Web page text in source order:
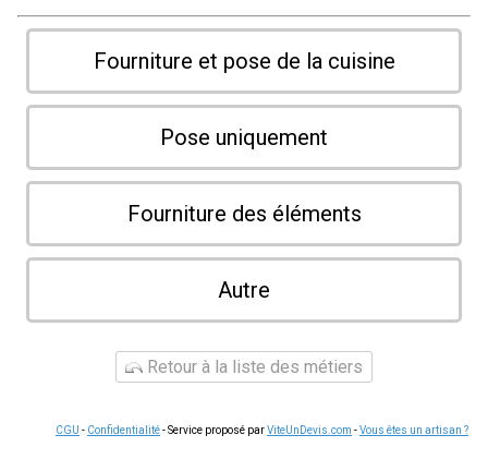
Fourniture et pose de la cuisine
Pose uniquement
Fourniture des éléments
Autre
Retour à la liste des métiers
CGU - Confidentialité- Service proposé parViteUnDevis.com -Vous êtes un artisan ?